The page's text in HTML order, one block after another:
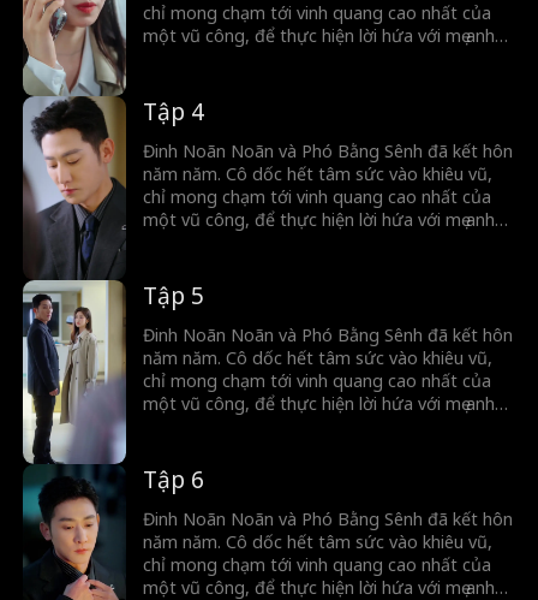
như đã không còn yêu cô nữa.
chỉ mong chạm tới vinh quang cao nhất của
một vũ công, để thực hiện lời hứa với mẹ anh
bình minh dường như sắp ló rạng, tình cảm
mãnh liệt năm nào lại bị bào mòn dần trong
cuộc sống ngày một nhạt nhòa. Đinh Noãn
Noãn chợt nhận ra… Phó Bằng Sênh dường
như đã không còn yêu cô nữa.
Tập 4
Đinh Noãn Noãn và Phó Bằng Sênh đã kết hôn
năm năm. Cô dốc hết tâm sức vào khiêu vũ,
chỉ mong chạm tới vinh quang cao nhất của
một vũ công, để thực hiện lời hứa với mẹ anh
bình minh dường như sắp ló rạng, tình cảm
mãnh liệt năm nào lại bị bào mòn dần trong
cuộc sống ngày một nhạt nhòa. Đinh Noãn
Noãn chợt nhận ra… Phó Bằng Sênh dường
như đã không còn yêu cô nữa.
Tập 5
Đinh Noãn Noãn và Phó Bằng Sênh đã kết hôn
năm năm. Cô dốc hết tâm sức vào khiêu vũ,
chỉ mong chạm tới vinh quang cao nhất của
một vũ công, để thực hiện lời hứa với mẹ anh
bình minh dường như sắp ló rạng, tình cảm
mãnh liệt năm nào lại bị bào mòn dần trong
cuộc sống ngày một nhạt nhòa. Đinh Noãn
Noãn chợt nhận ra… Phó Bằng Sênh dường
như đã không còn yêu cô nữa.
Tập 6
Đinh Noãn Noãn và Phó Bằng Sênh đã kết hôn
năm năm. Cô dốc hết tâm sức vào khiêu vũ,
chỉ mong chạm tới vinh quang cao nhất của
một vũ công, để thực hiện lời hứa với mẹ anh